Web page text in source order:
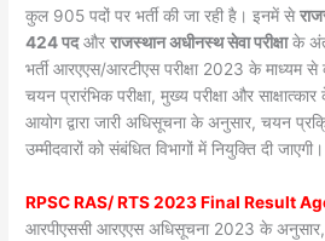
कुल 905 पदों पर भर्ती की जा रही है। इनमें से
424 पदऔरराजस्थान अधीनस्थ सेवा परीक्षाके
भर्ती आरएएस/आरटीएस परीक्षा 2023 के माध्यम से
चयन प्रारंभिक परीक्षा, मुख्य परीक्षा और
आयोग द्वारा जारी अधिसूचना के अनुसार, चयन
उम्मीदवारों को संबंधित विभागों में नियुक्ति दी जाएगी।
RPSC RAS/ RTS 2023 Final Result
आरपीएससी आरएएस अधिसूचना 2023 के अनुसार,